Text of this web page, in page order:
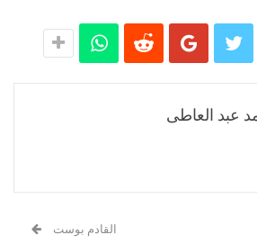
عبد العاطى
القادم بوست